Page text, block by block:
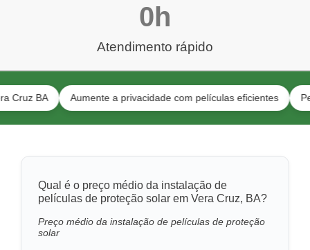
Atendimento rápido
0h
Aumente a privacidade com películas eficientes Películas
Qual é o preço médio da instalação de
películas de proteção solar em Vera Cruz, BA?
Preço médio da instalação de películas de proteção
solar